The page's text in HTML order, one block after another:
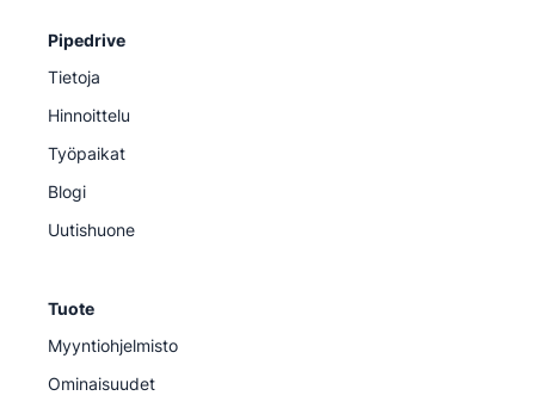
Pipedrive
Tietoja
Hinnoittelu
Työpaikat
Blogi
Uutishuone
Tuote
Myyntiohjelmisto
Ominaisuudet